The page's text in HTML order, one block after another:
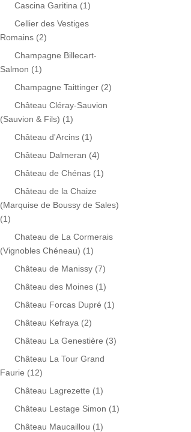
Cascina Garitina (1)
Cellier des Vestiges
Romains (2)
Champagne Billecart-
Salmon (1)
Champagne Taittinger (2)
Château Cléray-Sauvion
(Sauvion & Fils) (1)
Château d'Arcins (1)
Château Dalmeran (4)
Château de Chénas (1)
Château de la Chaize
(Marquise de Boussy de Sales)
(1)
Chateau de La Cormerais
(Vignobles Chéneau) (1)
Château de Manissy (7)
Château des Moines (1)
Château Forcas Dupré (1)
Château Kefraya (2)
Château La Genestière (3)
Château La Tour Grand
Faurie (12)
Château Lagrezette (1)
Château Lestage Simon (1)
Château Maucaillou (1)